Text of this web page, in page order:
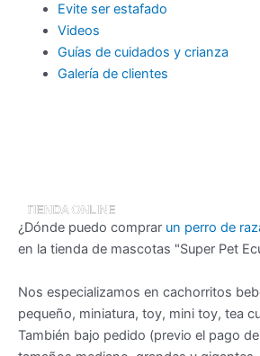
Evite ser estafado
Videos
Guías de cuidados y crianza
Galería de clientes
¿Dónde puedo comprar un perro de
en la tienda de mascotas "Super Pet
Nos especializamos en cachorritos
pequeño, miniatura, toy, mini toy, tea
También bajo pedido (previo el pago